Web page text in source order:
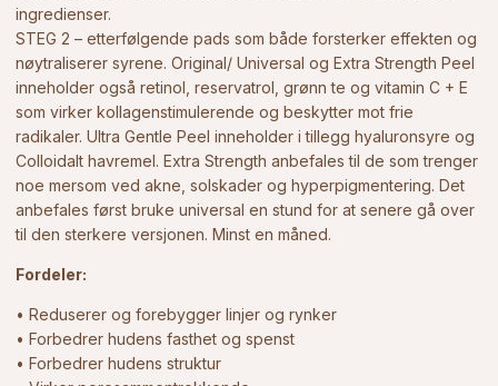
ingredienser.
STEG 2 – etterfølgende pads som både forsterker effekten og
nøytraliserer syrene. Original/ Universal og Extra Strength Peel
inneholder også retinol, reservatrol, grønn te og vitamin C + E
som virker kollagenstimulerende og beskytter mot frie
radikaler. Ultra Gentle Peel inneholder i tillegg hyaluronsyre og
Colloidalt havremel. Extra Strength anbefales til de som trenger
noe mersom ved akne, solskader og hyperpigmentering. Det
anbefales først bruke universal en stund for at senere gå over
til den sterkere versjonen. Minst en måned.
Fordeler:
• Reduserer og forebygger linjer og rynker
• Forbedrer hudens fasthet og spenst
• Forbedrer hudens struktur